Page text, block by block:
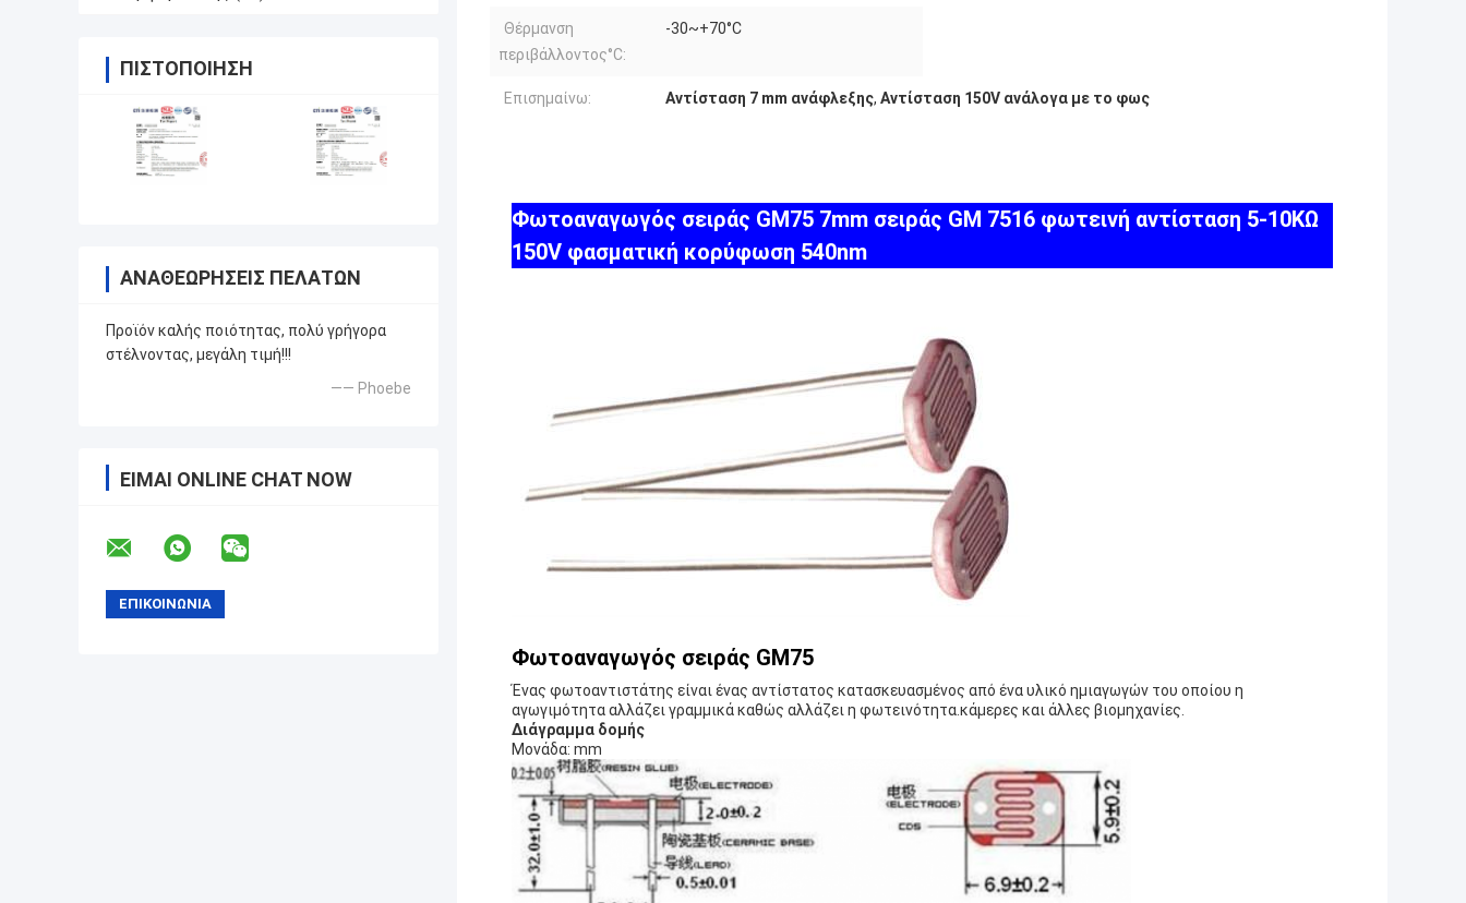
ΠΙΣΤΟΠΟΊΗΣΗ
ΑΝΑΘΕΩΡΉΣΕΙΣ ΠΕΛΑΤΏΝ
Προϊόν καλής ποιότητας, πολύ γρήγορα
στέλνοντας, μεγάλη τιμή!!!
—— Phoebe
ΕΊΜΑΙ ONLINE CHAT NOW
Θέρμανση
περιβάλλοντος°C:
-30~+70°C
Επισημαίνω: Αντίσταση 7 mm ανάφλεξης, Αντίσταση 150V ανάλογα με το φως
Φωτοαναγωγός σειράς GM75 7mm σειράς GM 7516 φωτεινή αντίσταση 5-10KΩ
150V φασματική κορύφωση 540nm
Φωτοαναγωγός σειράς GM75
Ένας φωτοαντιστάτης είναι ένας αντίστατος κατασκευασμένος από ένα υλικό ημιαγωγών του οποίου η
αγωγιμότητα αλλάζει γραμμικά καθώς αλλάζει η φωτεινότητα.κάμερες και άλλες βιομηχανίες.
Διάγραμμα δομής
Μονάδα: mm